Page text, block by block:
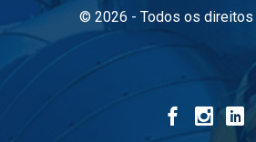
© 2026 - Todos os direitos